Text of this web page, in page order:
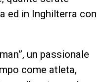
ed in Inghilterra con
un passionale
come atleta,